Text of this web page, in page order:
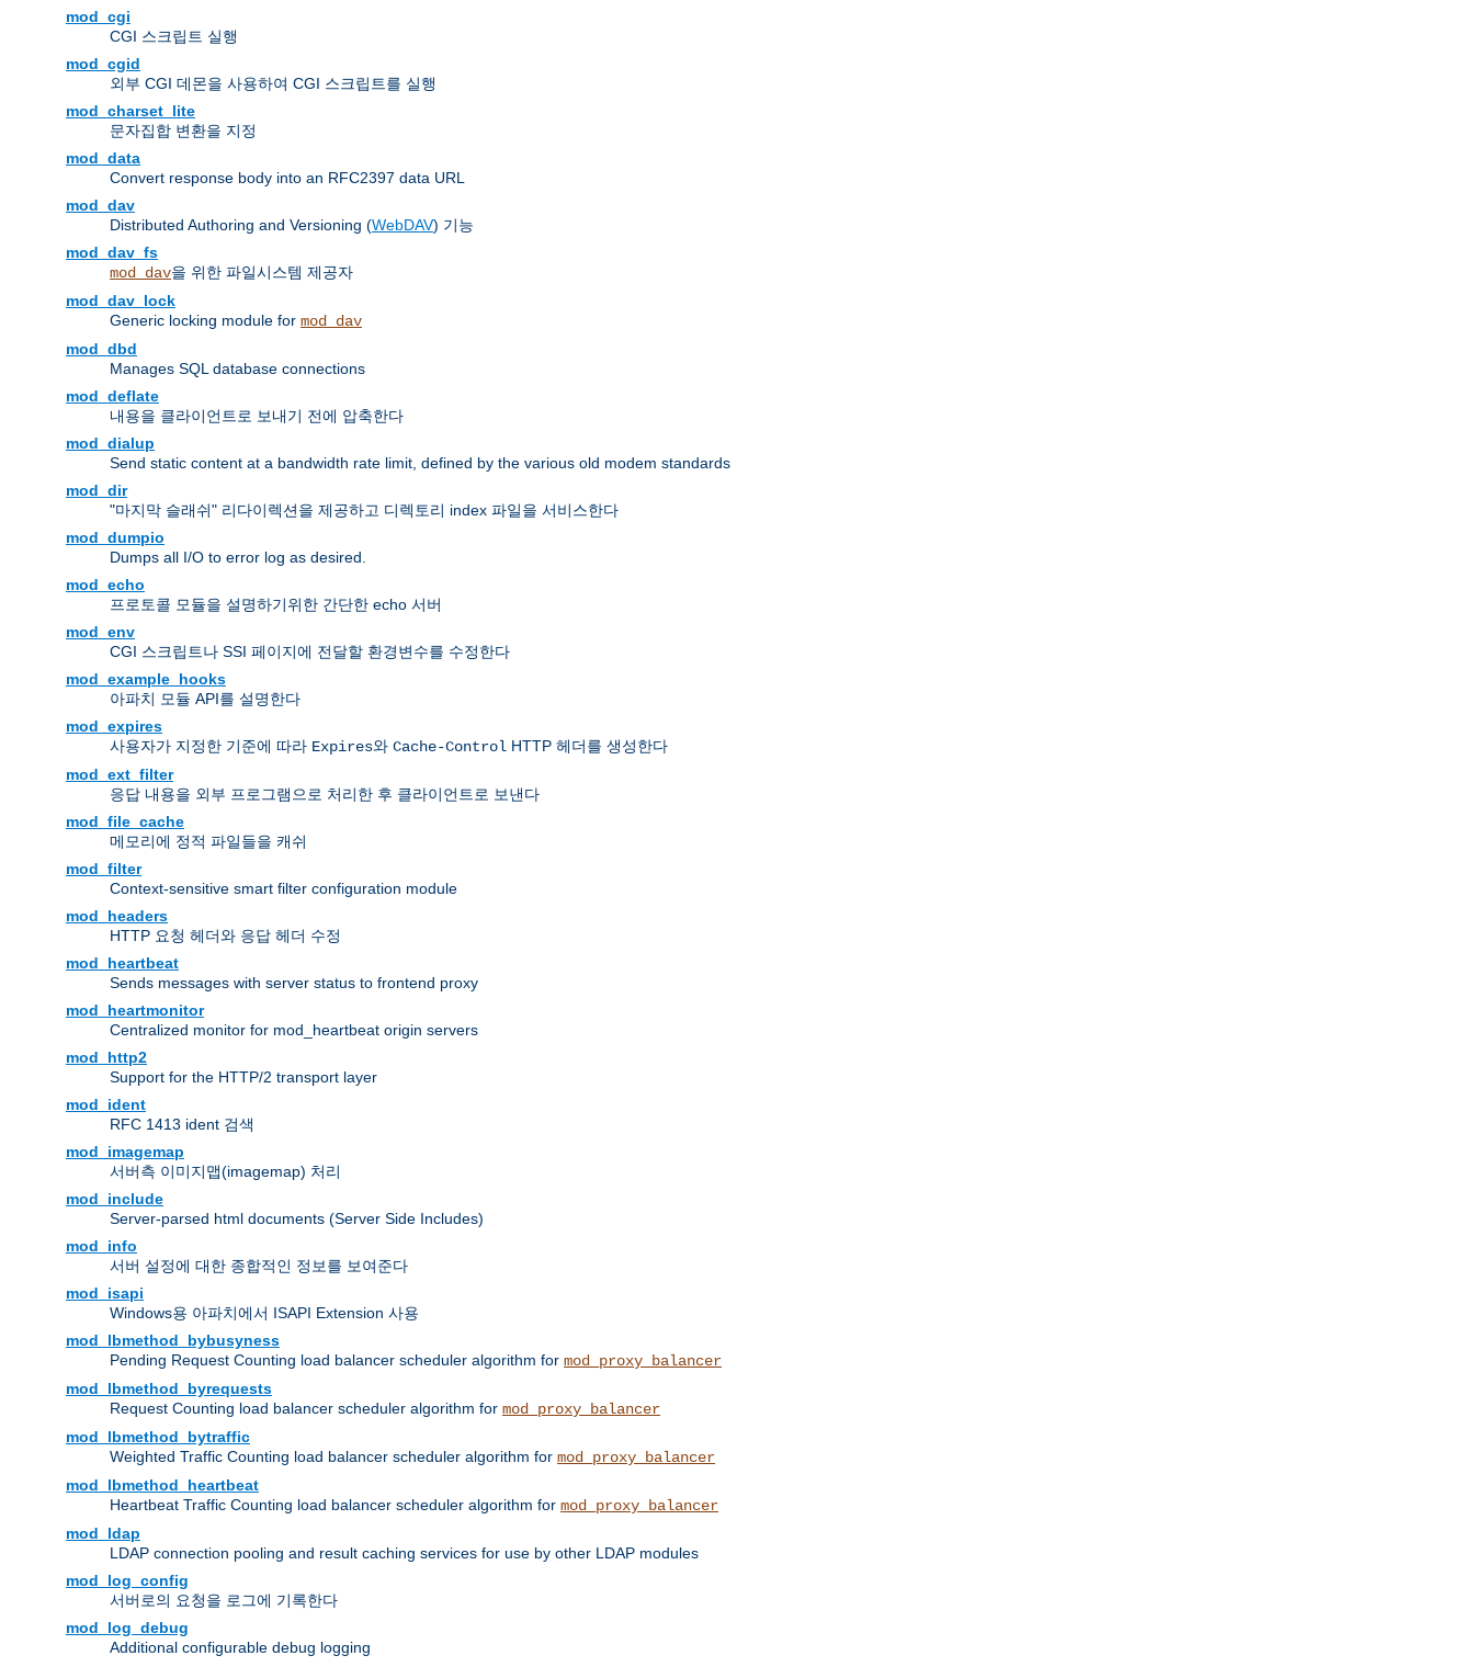
mod_cgi
CGI 스크립트 실행
mod_cgid
외부 CGI 데몬을 사용하여 CGI 스크립트를 실행
mod_charset_lite
문자집합 변환을 지정
mod_data
Convert response body into an RFC2397 data URL
mod_dav
Distributed Authoring and Versioning (WebDAV) 기능
mod_dav_fs
mod_dav을 위한 파일시스템 제공자
mod_dav_lock
Generic locking module for mod_dav
mod_dbd
Manages SQL database connections
mod_deflate
내용을 클라이언트로 보내기 전에 압축한다
mod_dialup
Send static content at a bandwidth rate limit, defined by the various old modem standards
mod_dir
"마지막 슬래쉬" 리다이렉션을 제공하고 디렉토리 index 파일을 서비스한다
mod_dumpio
Dumps all I/O to error log as desired.
mod_echo
프로토콜 모듈을 설명하기위한 간단한 echo 서버
mod_env
CGI 스크립트나 SSI 페이지에 전달할 환경변수를 수정한다
mod_example_hooks
아파치 모듈 API를 설명한다
mod_expires
사용자가 지정한 기준에 따라 Expires와 Cache-Control HTTP 헤더를 생성한다
mod_ext_filter
응답 내용을 외부 프로그램으로 처리한 후 클라이언트로 보낸다
mod_file_cache
메모리에 정적 파일들을 캐쉬
mod_filter
Context-sensitive smart filter configuration module
mod_headers
HTTP 요청 헤더와 응답 헤더 수정
mod_heartbeat
Sends messages with server status to frontend proxy
mod_heartmonitor
Centralized monitor for mod_heartbeat origin servers
mod_http2
Support for the HTTP/2 transport layer
mod_ident
RFC 1413 ident 검색
mod_imagemap
서버측 이미지맵(imagemap) 처리
mod_include
Server-parsed html documents (Server Side Includes)
mod_info
서버 설정에 대한 종합적인 정보를 보여준다
mod_isapi
Windows용 아파치에서 ISAPI Extension 사용
mod_lbmethod_bybusyness
Pending Request Counting load balancer scheduler algorithm for mod_proxy_balancer
mod_lbmethod_byrequests
Request Counting load balancer scheduler algorithm for mod_proxy_balancer
mod_lbmethod_bytraffic
Weighted Traffic Counting load balancer scheduler algorithm for mod_proxy_balancer
mod_lbmethod_heartbeat
Heartbeat Traffic Counting load balancer scheduler algorithm for mod_proxy_balancer
mod_ldap
LDAP connection pooling and result caching services for use by other LDAP modules
mod_log_config
서버로의 요청을 로그에 기록한다
mod_log_debug
Additional configurable debug logging